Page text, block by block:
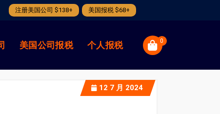
注册美国公司 $138+ 美国报税 $68+
美国公司报税 个人报税 0
12 7 月 2024